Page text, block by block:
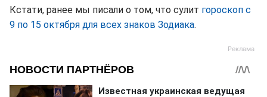
Кстати, ранее мы писали о том, что сулит гороскоп с
9 по 15 октября для всех знаков Зодиака.